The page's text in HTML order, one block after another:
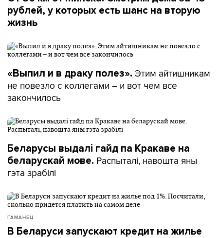
рублей, у которых есть шанс на вторую
жизнь
«Выпил и в драку полез». Этим айтишникам
не повезло с коллегами – и вот чем все
закончилось
Беларусы выдалі гайд па Кракаве на
беларускай мове. Распыталі, навошта яны
гэта зрабілі
ГАМАНЕЦ
В Беларуси запускают кредит на жилье